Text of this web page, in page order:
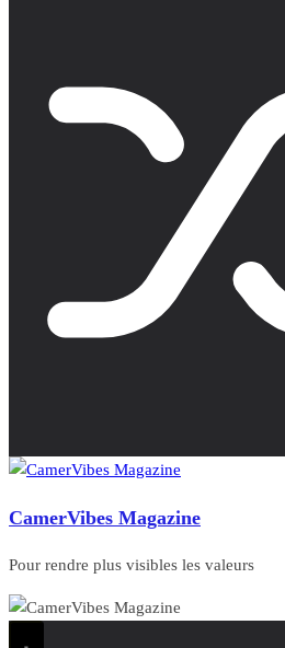
CamerVibes Magazine
Pour rendre plus visibles les valeurs